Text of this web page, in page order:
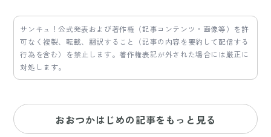
サンキュ！公式発表および著作権（記事コンテンツ・画像等）を許
可なく複製、転載、翻訳すること（記事の内容を要約して配信する
行為を含む）を禁止します。著作権表記が外された場合には厳正に
対処します。
おおつかはじめの記事をもっと見る